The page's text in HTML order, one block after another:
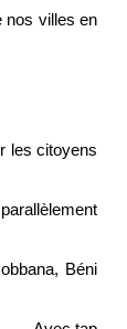
nos villes en
les citoyens
Béni